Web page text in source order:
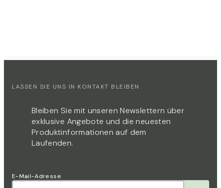
LASSEN SIE UNS IN KONTAKT BLEIBEN
Bleiben Sie mit unseren Newslettern über
exklusive Angebote und die neuesten
Produktinformationen auf dem
Laufenden.​​​​‌
E-Mail-Adresse